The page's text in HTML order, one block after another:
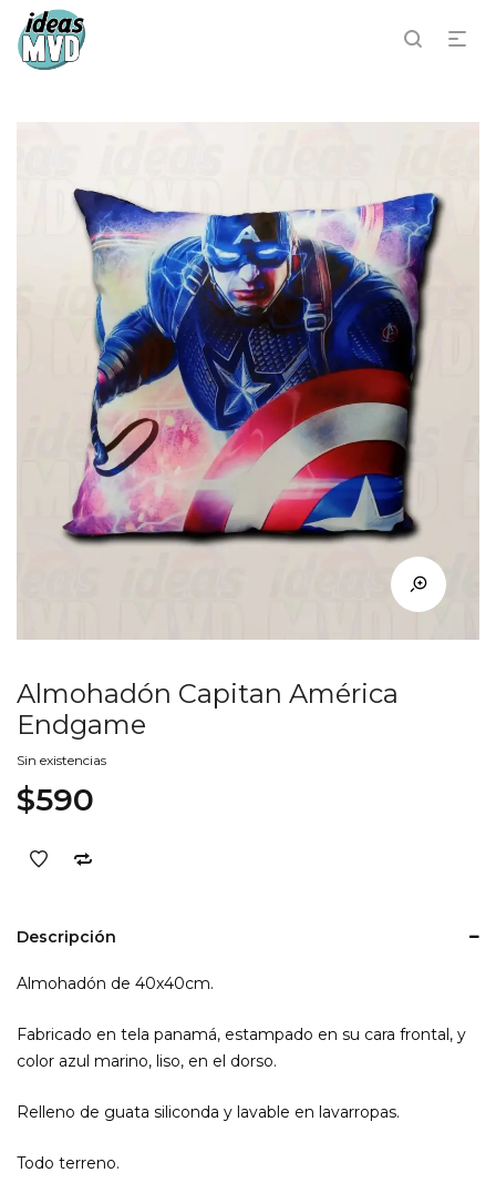
Almohadón Capitan América
Endgame
Sin existencias
$590
Descripción
Almohadón de 40x40cm.
Fabricado en tela panamá, estampado en su cara frontal, y
color azul marino, liso, en el dorso.
Relleno de guata siliconda y lavable en lavarropas.
Todo terreno.